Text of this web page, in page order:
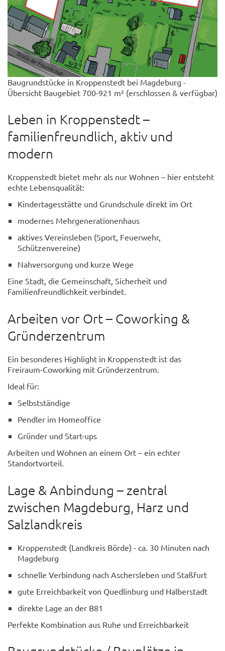
Baugrundstücke in Kroppenstedt bei Magdeburg -
Übersicht Baugebiet 700-921 m² (erschlossen & verfügbar)
Leben in Kroppenstedt –
familienfreundlich, aktiv und
modern
Kroppenstedt bietet mehr als nur Wohnen – hier entsteht
echte Lebensqualität:
Kindertagesstätte und Grundschule direkt im Ort
modernes Mehrgenerationenhaus
aktives Vereinsleben (Sport, Feuerwehr,
Schützenvereine)
Nahversorgung und kurze Wege
Eine Stadt, die Gemeinschaft, Sicherheit und
Familienfreundlichkeit verbindet.
Arbeiten vor Ort – Coworking &
Gründerzentrum
Ein besonderes Highlight in Kroppenstedt ist das
Freiraum-Coworking mit Gründerzentrum.
Ideal für:
Selbstständige
Pendler im Homeoffice
Gründer und Start-ups
Arbeiten und Wohnen an einem Ort – ein echter
Standortvorteil.
Lage & Anbindung – zentral
zwischen Magdeburg, Harz und
Salzlandkreis
Kroppenstedt (Landkreis Börde) - ca. 30 Minuten nach
Magdeburg
schnelle Verbindung nach Aschersleben und Staßfurt
gute Erreichbarkeit von Quedlinburg und Halberstadt
direkte Lage an der B81
Perfekte Kombination aus Ruhe und Erreichbarkeit